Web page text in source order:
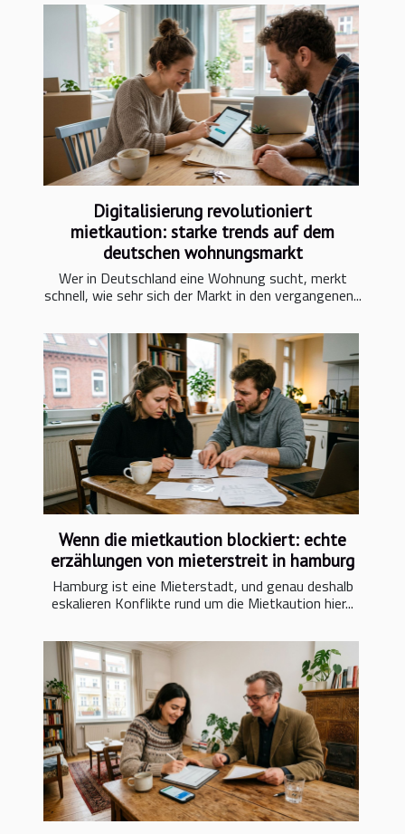
Digitalisierung revolutioniert
mietkaution: starke trends auf dem
deutschen wohnungsmarkt
Wer in Deutschland eine Wohnung sucht, merkt
schnell, wie sehr sich der Markt in den vergangenen...
Wenn die mietkaution blockiert: echte
erzählungen von mieterstreit in hamburg
Hamburg ist eine Mieterstadt, und genau deshalb
eskalieren Konflikte rund um die Mietkaution hier...